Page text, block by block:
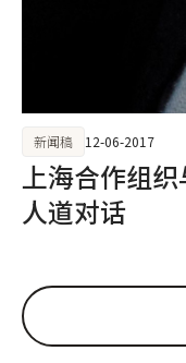
上海合作组
人道对话
新闻稿 12-06-2017